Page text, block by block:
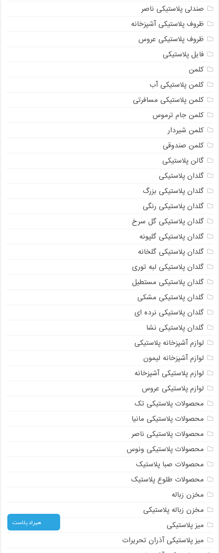
صندلی پلاستیکی ناصر
ظروف پلاستیکی آشپزخانه
ظروف پلاستیکی عروس
فایل پلاستیکی
کلمن
کلمن پلاستیکی آب
کلمن پلاستیکی مسافرتی
کلمن جام ترموس
کلمن شیردار
کلمن صندوقی
گالن پلاستیکی
گلدان پلاستیکی
گلدان پلاستیکی بزرگ
گلدان پلاستیکی رنگی
گلدان پلاستیکی گل سرخ
گلدان پلاستیکی گلپونه
گلدان پلاستیکی گلخانه
گلدان پلاستیکی لبه توری
گلدان پلاستیکی مستطیل
گلدان پلاستیکی مشکی
گلدان پلاستیکی نرده ای
گلدان پلاستیکی نشا
لوازم آشپزخانه پلاستیکی
لوازم آشپزخانه لیمون
لوازم پلاستیکی آشپزخانه
لوازم پلاستیکی عروس
محصولات پلاستیکی تک
محصولات پلاستیکی مانیا
محصولات پلاستیکی ناصر
محصولات پلاستیکی ونوس
محصولات صبا پلاستیک
محصولات طلوع پلاستیک
مخزن زباله
مخزن زباله پلاستیکی
میز پلاستیکی
میز پلاستیکی آذران تحریرات
هیراد پلاست